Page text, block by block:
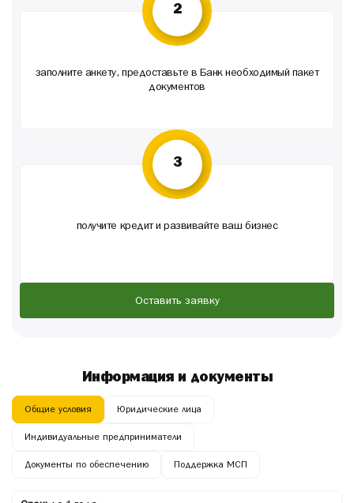
2
заполните анкету, предоставьте в Банк необходимый пакет
документов
3
получите кредит и развивайте ваш бизнес
Оставить заявку
Информация и документы
Общие условия Юридические лица
Индивидуальные предприниматели
Документы по обеспечению Поддержка МСП